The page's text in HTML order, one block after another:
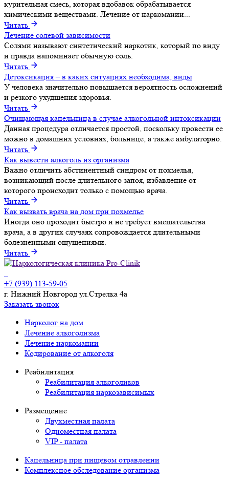
курительная смесь, которая вдобавок обрабатывается
химическими веществами. Лечение от наркомании...
Читать
Лечение солевой зависимости
Солями называют синтетический наркотик, который по виду
и правда напоминает обычную соль.
Читать
Детоксикация – в каких ситуациях необходима, виды
У человека значительно повышается вероятность осложнений
и резкого ухудшения здоровья.
Читать
Очищающая капельница в случае алкогольной интоксикации
Данная процедура отличается простой, поскольку провести ее
можно в домашних условиях, больнице, а также амбулаторно.
Читать
Как вывести алкоголь из организма
Важно отличить абстинентный синдром от похмелья,
возникающий после длительного запоя, избавление от
которого происходит только с помощью врача.
Читать
Как вызвать врача на дом при похмелье
Иногда оно проходит быстро и не требует вмешательства
врача, а в других случаях сопровождается длительными
болезненными ощущениями.
Читать
+7 (939) 113-59-05
г. Нижний Новгород ул.Стрелка 4а
Заказать звонок
Нарколог на дом
Лечение алкоголизма
Лечение наркомании
Кодирование от алкоголя
Реабилитация
Реабилитация алкоголиков
Реабилитация наркозависимых
Размещение
Двухместная палата
Одноместная палата
VIP - палата
Капельница при пищевом отравлении
Комплексное обследование организма